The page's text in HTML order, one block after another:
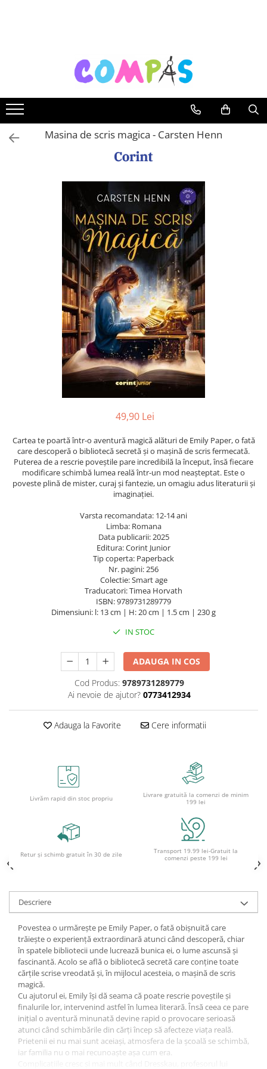
Noutăți Librăria Compas
Souvenir România
Rechizite școlare
Instrumente de scris
Stilouri școlare
Creioane mecanice
Creioane colorate
Creioane cerate
Corectoare și lipici
Mine și rezerve
Cretă școlară și creativă
Accesorii școlare
Coperți caiete si cărți
Etichete școlare
Carnete pentru elevi
Globuri pământești
Cutii sandwich și caserole
Umbrele pentru copii
Termosuri
Cutii pentru depozitare
Caiete școlare și hârtie
Caiete geografie și biologie
Caiete tip I, II și III
Blocuri de desen școlare
Hârtie pentru lucru manual
Accesorii geometrie și matematică
Rigle și Echere
Truse geometrie
Socotitori și bețisoare pentru
numărat
Ghiozdane școlare
Rucsacuri școlare și casual
Ghiozdane pentru grădinită
Penare
Penare echipate
Penare neechipate
Penare tip etui
Acuarele și pensule școlare
Acuarele școlare și Tempera
Pensule școlare
Pahare și palete pictură
Cărți
Cărți pentru copii
Masina de scris magica - Carsten Henn
49,90 Lei
Cartea te poartă într-o aventură magică alături de Emily Paper, o fată
care descoperă o bibliotecă secretă și o mașină de scris fermecată.
Puterea de a rescrie poveștile pare incredibilă la început, însă fiecare
modificare schimbă lumea reală într-un mod neașteptat. Este o
poveste plină de mister, curaj și fantezie, un omagiu adus literaturii și
imaginației.
Varsta recomandata: 12-14 ani
Limba: Romana
Data publicarii: 2025
Editura: Corint Junior
Tip coperta: Paperback
Nr. pagini: 256
Colectie: Smart age
Traducatori: Timea Horvath
ISBN: 9789731289779
Dimensiuni: l: 13 cm | H: 20 cm | 1.5 cm | 230 g
IN STOC
ADAUGA IN COS
Cod Produs: 9789731289779
Ai nevoie de ajutor? 0773412934
Adauga la Favorite Cere informatii
Livrăm rapid din stoc propriu
Livrare gratuită la comenzi de minim
199 lei
Retur și schimb gratuit în 30 de zile
Transport 19.99 lei-Gratuit la
comenzi peste 199 lei
Descriere
Povestea o urmărește pe Emily Paper, o fată obișnuită care
trăiește o experiență extraordinară atunci când descoperă, chiar
în spatele bibliotecii unde lucrează bunica ei, o lume ascunsă și
fascinantă. Acolo se află o bibliotecă secretă care conține toate
cărțile scrise vreodată și, în mijlocul acesteia, o mașină de scris
magică.
Cu ajutorul ei, Emily își dă seama că poate rescrie poveștile și
finalurile lor, intervenind astfel în lumea literară. Însă ceea ce pare
inițial o aventură minunată devine rapid o provocare serioasă
atunci când schimbările din cărți încep să afecteze viața reală.
Prietenii ei nu mai sunt aceiași, atmosfera de la școală se schimbă,
iar familia nu o mai recunoaște așa cum era.